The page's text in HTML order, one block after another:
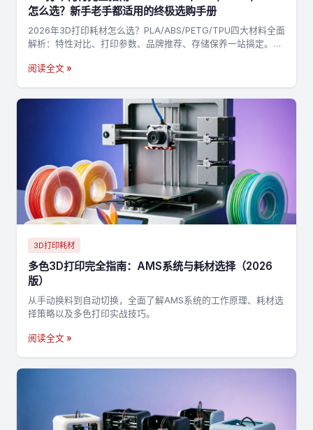
怎么选？新手老手都适用的终极选购手册
2026年3D打印耗材怎么选？PLA/ABS/PETG/TPU四大材料全面
解析：特性对比、打印参数、品牌推荐、存储保养一站搞定。附
阅读全文 »
3D打印耗材
多色3D打印完全指南：AMS系统与耗材选择（2026
版）
从手动换料到自动切换，全面了解AMS系统的工作原理、耗材选
择策略以及多色打印实战技巧。
阅读全文 »